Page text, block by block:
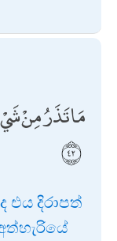
مَا تَذَرُ مِنْ
දිරාපත්